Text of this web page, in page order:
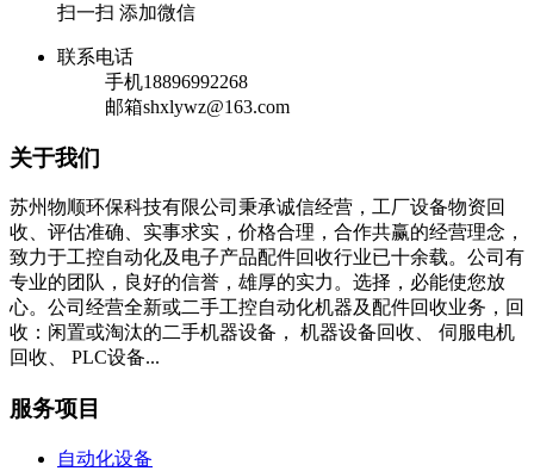
扫一扫 添加微信
联系电话
手机18896992268
邮箱shxlywz@163.com
关于我们
苏州物顺环保科技有限公司秉承诚信经营，工厂设备物资回
收、评估准确、实事求实，价格合理，合作共赢的经营理念，
致力于工控自动化及电子产品配件回收行业已十余载。公司有
专业的团队，良好的信誉，雄厚的实力。选择，必能使您放
心。公司经营全新或二手工控自动化机器及配件回收业务，回
收：闲置或淘汰的二手机器设备， 机器设备回收、 伺服电机
回收、 PLC设备...
服务项目
自动化设备